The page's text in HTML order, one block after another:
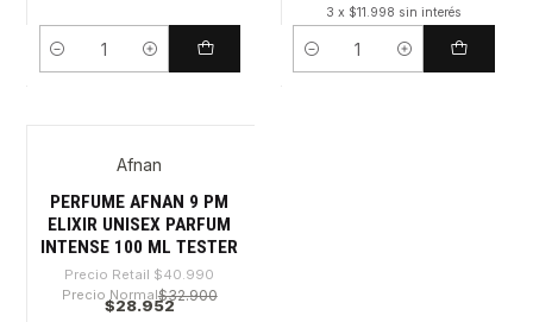
Cantidad
3 x $11.998 sin interés
Cantidad
Afnan
PERFUME AFNAN 9 PM
ELIXIR UNISEX PARFUM
INTENSE 100 ML TESTER
Precio Retail $40.990
Precio Normal$32.900
$28.952